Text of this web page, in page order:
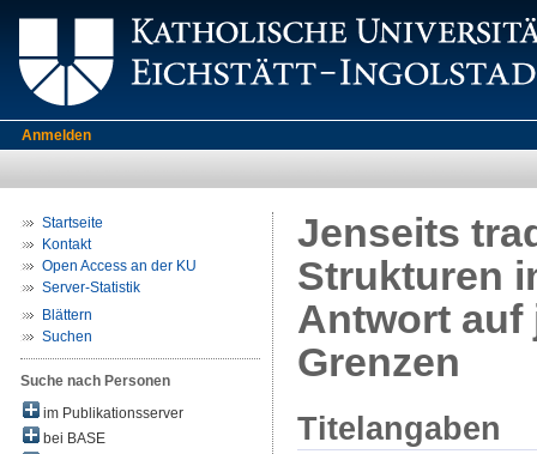
Anmelden
Startseite
Kontakt
Open Access an der KU
Server-Statistik
Blättern
Suchen
Suche nach Personen
im Publikationsserver
bei BASE
Jenseits
Strukturen
Antwort auf
Grenzen
Titelangaben